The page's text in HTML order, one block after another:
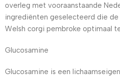
overleg met vooraanstaande
ingrediënten geselecteerd die
Welsh corgi pembroke optimaal
Glucosamine
Glucosamine is een